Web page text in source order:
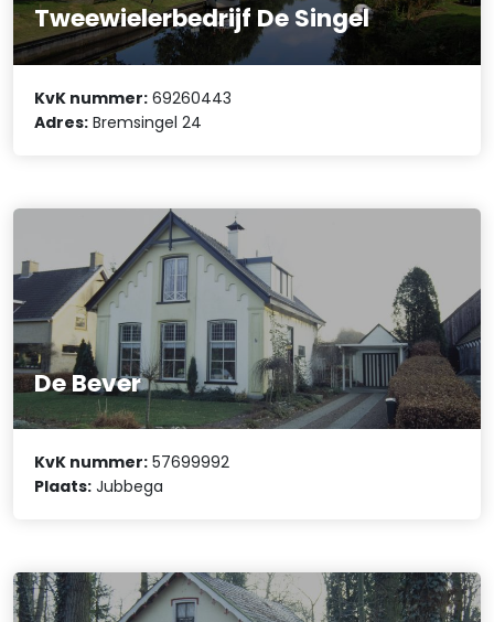
Tweewielerbedrijf De Singel
KvK nummer: 69260443
Adres: Bremsingel 24
De Bever
KvK nummer: 57699992
Plaats: Jubbega